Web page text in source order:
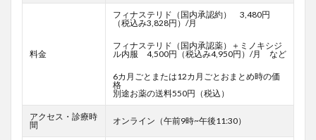
料金
フィナステリド（国内承認約） 3,480円
（税込み3,828円）/月
フィナステリド（国内承認薬）＋ミノキシジ
ル内服 4,500円（税込み4,950円）/月 など
6カ月ごとまたは12カ月ごとおまとめ時の価
格
別途お薬の送料550円（税込）
アクセス・診療時
間
オンライン（午前9時~午後11:30）